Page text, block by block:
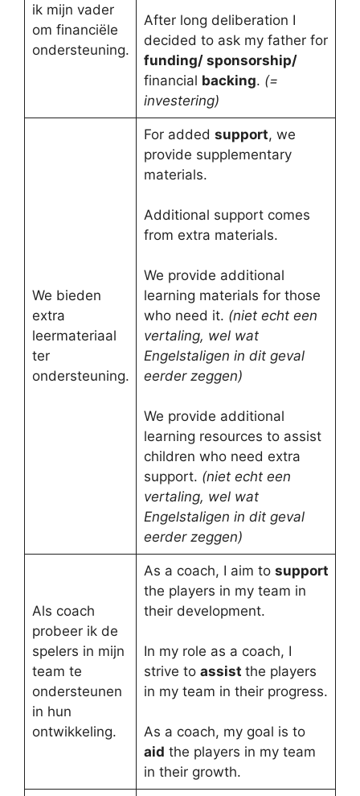
ik mijn vader
om financiële
ondersteuning.
After long deliberation I
decided to ask my father for
funding/ sponsorship/
financial backing. (=
investering)
We bieden
extra
leermateriaal
ter
ondersteuning.
For added support, we
provide supplementary
materials.
Additional support comes
from extra materials.
We provide additional
learning materials for those
who need it. (niet echt een
vertaling, wel wat
Engelstaligen in dit geval
eerder zeggen)
We provide additional
learning resources to assist
children who need extra
support. (niet echt een
vertaling, wel wat
Engelstaligen in dit geval
eerder zeggen)
Als coach
probeer ik de
spelers in mijn
team te
ondersteunen
in hun
ontwikkeling.
As a coach, I aim to support
the players in my team in
their development.
In my role as a coach, I
strive to assist the players
in my team in their progress.
As a coach, my goal is to
aid the players in my team
in their growth.